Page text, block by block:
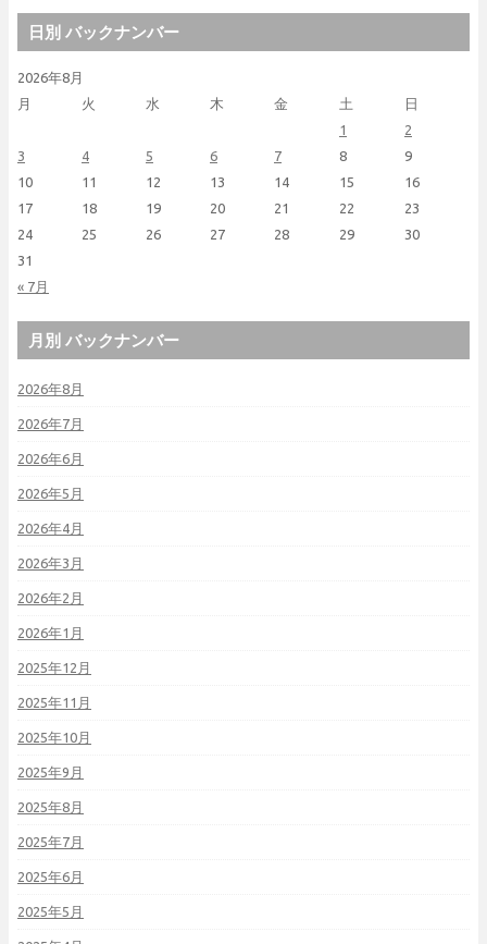
日別 バックナンバー
2026年8月
月
火 水 木 金 土 日
« 7月
1
2
3
4 5 6 7 8
9
10
11 12 13 14 15
16
17
18 19 20 21 22
23
24
25 26 27 28 29
30
31
月別 バックナンバー
2026年8月
2026年7月
2026年6月
2026年5月
2026年4月
2026年3月
2026年2月
2026年1月
2025年12月
2025年11月
2025年10月
2025年9月
2025年8月
2025年7月
2025年6月
2025年5月